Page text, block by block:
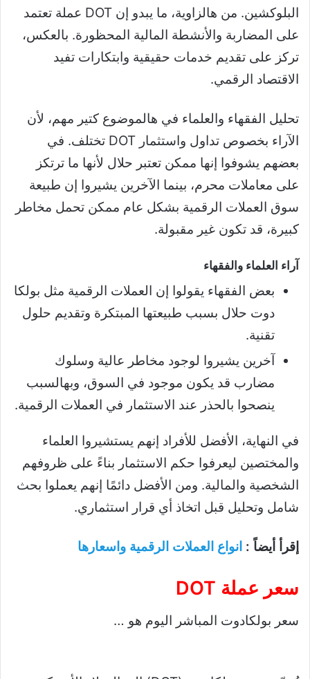
البلوكشين. من هالزاوية، ما يبدو إن DOT عملة تعتمد
على المضاربة والأنشطة المالية المحظورة. بالعكس،
تركز على تقديم خدمات حقيقية وابتكارات تفيد
الاقتصاد الرقمي.
تحليل الفقهاء والعلماء في هالموضوع كتير مهم، لأن
الآراء بخصوص تداول واستثمار DOT تختلف. في
بعضهم يشوفوا إنها ممكن تعتبر حلال لأنها ما ترتكز
على معاملات محرم، بينما الآخرين يشيروا إن طبيعة
سوق العملات الرقمية بشكل عام ممكن تحمل مخاطر
كبيرة، قد تكون غير مقبولة.
آراء العلماء والفقهاء
بعض الفقهاء يقولوا إن العملات الرقمية مثل بولكا
دوت حلال بسبب طبيعتها المبتكرة وتقديم حلول
تقنية.
آخرين يشيروا لوجود مخاطر عالية وسلوك
مضارب قد يكون موجود في السوق، وبهالسبب
ينصحوا بالحذر عند الاستثمار في العملات الرقمية.
في النهاية، الأفضل للأفراد إنهم يستشيروا العلماء
والمختصين ليعرفوا حكم الاستثمار بناءً على ظروفهم
الشخصية والمالية. ومن الأفضل دائمًا إنهم يعملوا بحث
شامل وتحليل قبل اتخاذ أي قرار استثماري.
إقرأ أيضاً : انواع العملات الرقمية واسعارها
سعر عملة DOT
سعر بولكادوت المباشر اليوم هو …